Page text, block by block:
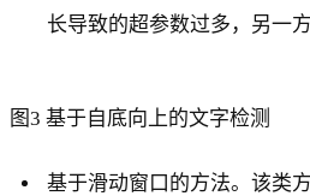
长导致的超参数过多，另一
图3 基于自底向上的文字检测
基于滑动窗口的方法。该类